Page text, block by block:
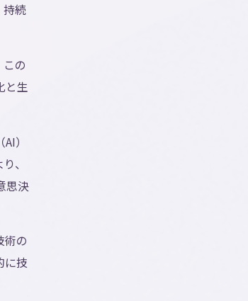
持続
の
と生
）
、
思決
術の
に技